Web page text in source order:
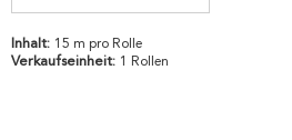
Inhalt: 15 m pro Rolle
Verkaufseinheit: 1 Rollen